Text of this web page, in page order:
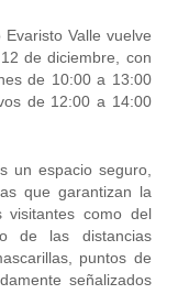
Valle vuelve
de diciembre, con
de 10:00 a 13:00
de 12:00 a 14:00
un espacio seguro,
que garantizan la
visitantes como del
de las distancias
puntos de
señalizados